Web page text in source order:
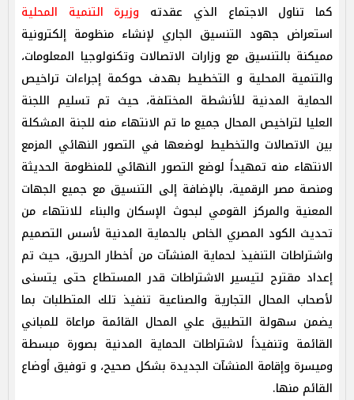
كما تناول الاجتماع الذي عقدته وزيرة التنمية المحلية
استعراض جهود التنسيق الجاري لإنشاء منظومة إلكترونية
مميكنة بالتنسيق مع وزارات الاتصالات وتكنولوجيا المعلومات،
والتنمية المحلية و التخطيط بهدف حوكمة إجراءات تراخيص
الحماية المدنية للأنشطة المختلفة، حيث تم تسليم اللجنة
العليا لتراخيص المحال جميع ما تم الانتهاء منه للجنة المشكلة
بين الاتصالات والتخطيط لوضعها في التصور النهائي المزمع
الانتهاء منه تمهيداً لوضع التصور النهائي للمنظومة الحديثة
ومنصة مصر الرقمية، بالإضافة إلى التنسيق مع جميع الجهات
المعنية والمركز القومي لبحوث الإسكان والبناء للانتهاء من
تحديث الكود المصري الخاص بالحماية المدنية لأسس التصميم
واشتراطات التنفيذ لحماية المنشآت من أخطار الحريق، حيث تم
إعداد مقترح لتيسير الاشتراطات قدر المستطاع حتى يتسنى
لأصحاب المحال التجارية والصناعية تنفيذ تلك المتطلبات بما
يضمن سهولة التطبيق علي المحال القائمة مراعاة للمباني
القائمة وتنفيذاً لاشتراطات الحماية المدنية بصورة مبسطة
وميسرة وإقامة المنشآت الجديدة بشكل صحيح، و توفيق أوضاع
القائم منها.